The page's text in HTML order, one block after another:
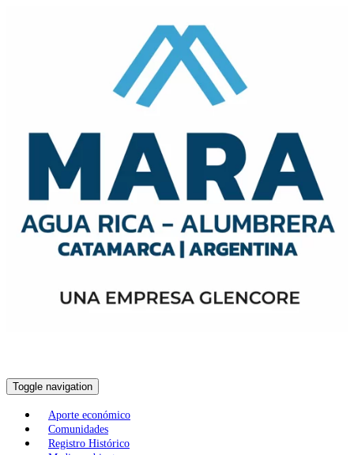
Toggle navigation
Aporte económico
Comunidades
Registro Histórico